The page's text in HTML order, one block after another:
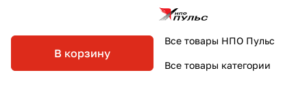
В корзину
Все товары НПО Пульс
Все товары категории